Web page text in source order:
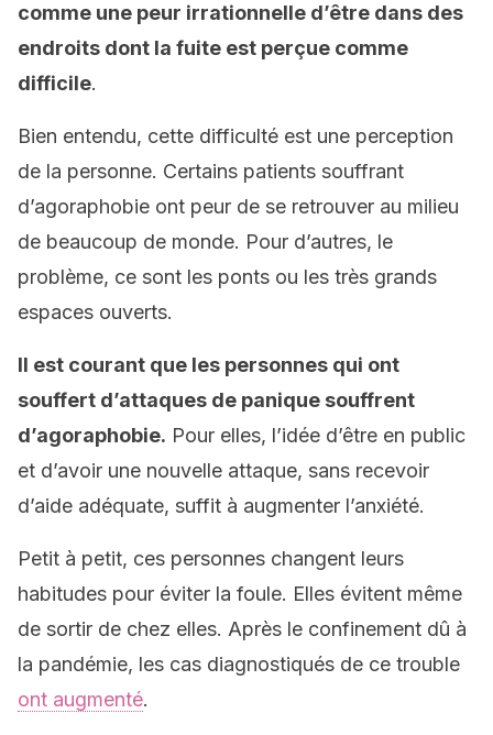
comme une peur irrationnelle d’être dans des
endroits dont la fuite est perçue comme
difficile.
Bien entendu, cette difficulté est une perception
de la personne. Certains patients souffrant
d’agoraphobie ont peur de se retrouver au milieu
de beaucoup de monde. Pour d’autres, le
problème, ce sont les ponts ou les très grands
espaces ouverts.
Il est courant que les personnes qui ont
souffert d’attaques de panique souffrent
d’agoraphobie. Pour elles, l’idée d’être en public
et d’avoir une nouvelle attaque, sans recevoir
d’aide adéquate, suffit à augmenter l’anxiété.
Petit à petit, ces personnes changent leurs
habitudes pour éviter la foule. Elles évitent même
de sortir de chez elles. Après le confinement dû à
la pandémie, les cas diagnostiqués de ce trouble
ont augmenté.